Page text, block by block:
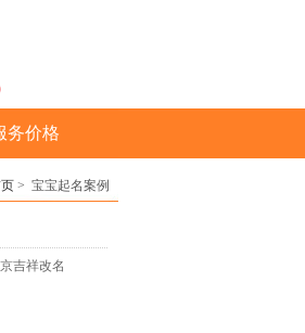
务价格
> 宝宝起名案例
吉祥改名